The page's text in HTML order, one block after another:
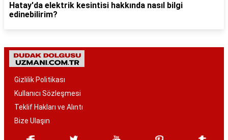
Hatay'da elektrik kesintisi hakkında nasıl bilgi
edinebilirim?
Gizlilik Politikası
Kullanıcı Sözleşmesi
Teklif Hakları ve Alıntı
Bize Ulaşın